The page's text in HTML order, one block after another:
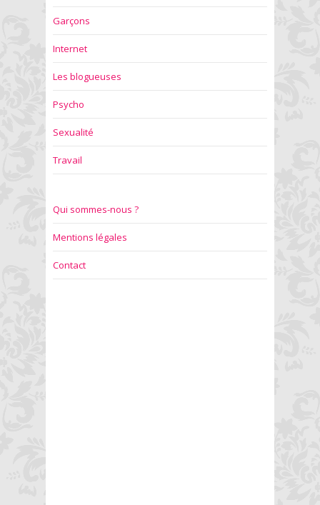
Garçons
Internet
Les blogueuses
Psycho
Sexualité
Travail
Qui sommes-nous ?
Mentions légales
Contact